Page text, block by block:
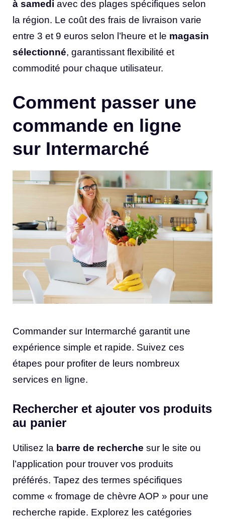
à samedi avec des plages spécifiques selon
la région. Le coût des frais de livraison varie
entre 3 et 9 euros selon l’heure et le magasin
sélectionné, garantissant flexibilité et
commodité pour chaque utilisateur.
Comment passer une
commande en ligne
sur Intermarché
Commander sur Intermarché garantit une
expérience simple et rapide. Suivez ces
étapes pour profiter de leurs nombreux
services en ligne.
Rechercher et ajouter vos produits
au panier
Utilisez la barre de recherche sur le site ou
l’application pour trouver vos produits
préférés. Tapez des termes spécifiques
comme « fromage de chèvre AOP » pour une
recherche rapide. Explorez les catégories